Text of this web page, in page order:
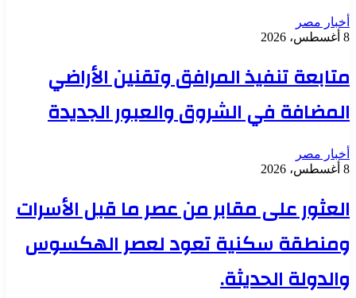
أخبار مصر
8 أغسطس، 2026
متابعة تنفيذ المرافق وتقنين الأراضي
المضافة في الشروق والعبور الجديدة
أخبار مصر
8 أغسطس، 2026
العثور على مقابر من عصر ما قبل الأسرات
ومنطقة سكنية تعود لعصر الهكسوس
والدولة الحديثة.